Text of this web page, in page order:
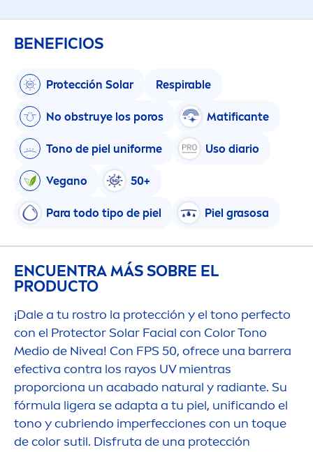
BENEFICIOS
Protección Solar Respirable
No obstruye los poros Matificante
Tono de piel uniforme Uso diario
Vegano 50+
Para todo tipo de piel Piel grasosa
ENCUENTRA MÁS SOBRE EL
PRODUCTO
¡Dale a tu rostro la protección y el tono perfecto
con el Protector Solar Facial con ColorTono
Medio de Nivea! Con FPS 50, ofrece una barrera
efectiva contra los rayos UV mientras
proporciona un acabado natural y radiante. Su
fórmula ligera se adapta a tu piel, unificando el
tono y cubriendo imperfecciones con un toque
decolorsutil. Disfruta de una protección